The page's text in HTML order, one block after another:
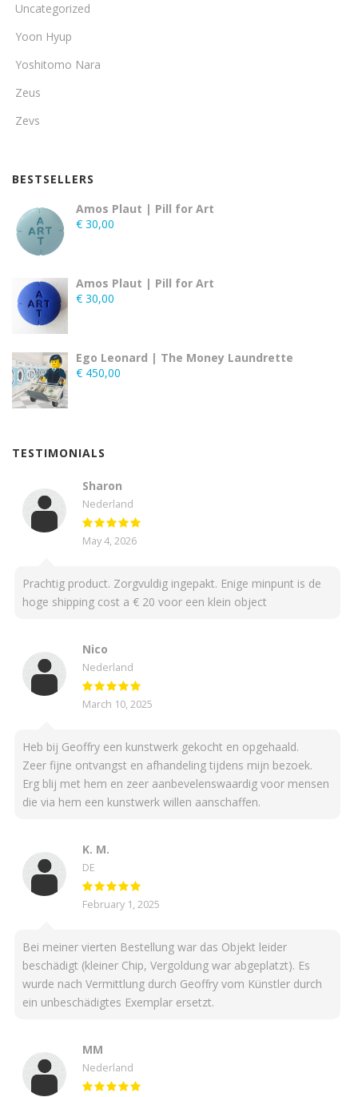
Uncategorized
Yoon Hyup
Yoshitomo Nara
Zeus
Zevs
BESTSELLERS
Amos Plaut | Pill for Art
€ 30,00
Amos Plaut | Pill for Art
€ 30,00
Ego Leonard | The Money Laundrette
€ 450,00
TESTIMONIALS
Sharon
Nederland
May 4, 2026
Prachtig product. Zorgvuldig ingepakt. Enige minpunt is de
hoge shipping cost a € 20 voor een klein object
Nico
Nederland
March 10, 2025
Heb bij Geoffry een kunstwerk gekocht en opgehaald.
Zeer fijne ontvangst en afhandeling tijdens mijn bezoek.
Erg blij met hem en zeer aanbevelenswaardig voor mensen
die via hem een kunstwerk willen aanschaffen.
K. M.
DE
February 1, 2025
Bei meiner vierten Bestellung war das Objekt leider
beschädigt (kleiner Chip, Vergoldung war abgeplatzt). Es
wurde nach Vermittlung durch Geoffry vom Künstler durch
ein unbeschädigtes Exemplar ersetzt.
MM
Nederland